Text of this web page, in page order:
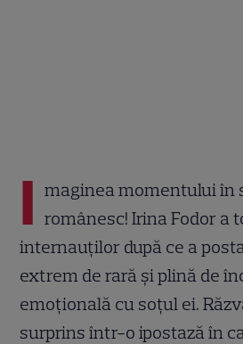
I maginea momentului în
românesc! Irina Fodor a
internauților după ce a
extrem de rară și plină de
emoțională cu soțul ei.
surprins într-o ipostază în